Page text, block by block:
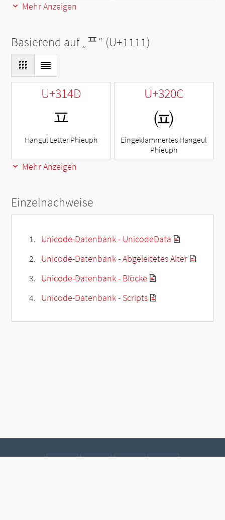
Mehr Anzeigen
Basierend auf „ᄑ“ (U+1111)
U+314D
ㅍ
Hangul Letter Phieuph
U+320C
㈌
Eingeklammertes Hangeul
Phieuph
Mehr Anzeigen
Einzelnachweise
Unicode-Datenbank - UnicodeData
Unicode-Datenbank - Abgeleitetes Alter
Unicode-Datenbank - Blöcke
Unicode-Datenbank - Scripts